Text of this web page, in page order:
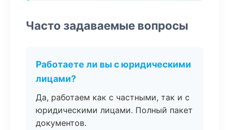
Часто задаваемые вопросы
Работаете ли вы с юридическими
лицами?
Да, работаем как с частными, так и с
юридическими лицами. Полный пакет
документов.